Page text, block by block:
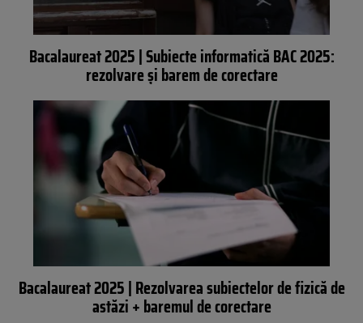
Bacalaureat 2025 | Subiecte informatică BAC 2025:
rezolvare și barem de corectare
Bacalaureat 2025 | Rezolvarea subiectelor de fizică de
astăzi + baremul de corectare